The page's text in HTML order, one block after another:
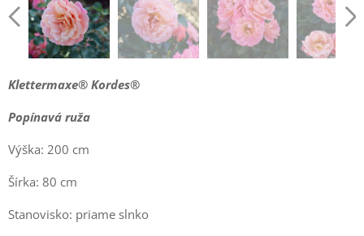
Klettermaxe® Kordes®
Popínavá ruža
Výška: 200 cm
Šírka: 80 cm
Stanovisko: priame slnko